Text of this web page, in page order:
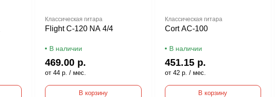
Классическая гитара
Flight C-120 NA 4/4
В наличии
469.00 р.
от 44 р. / мес.
В корзину
Классическая гитара
Cort AC-100
В наличии
451.15 р.
от 42 р. / мес.
В корзину